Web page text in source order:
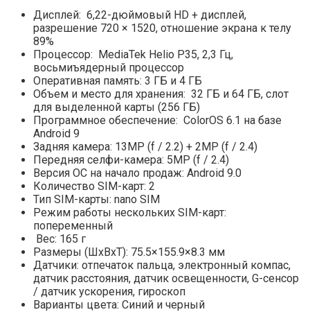
Дисплей: 6,22-дюймовый HD + дисплей,
разрешение 720 × 1520, отношение экрана к телу
89%
Процессор: MediaTek Helio P35, 2,3 Гц,
восьмиъядерный процессор
Оперативная память: 3 ГБ и 4 ГБ
Объем и место для хранения: 32 ГБ и 64 ГБ, слот
для выделенной карты (256 ГБ)
Программное обеспечение: ColorOS 6.1 на базе
Android 9
Задняя камера: 13MP (f / 2.2) + 2MP (f / 2.4)
Передняя селфи-камера: 5MP (f / 2.4)
Версия ОС на начало продаж: Android 9.0
Количество SIM-карт: 2
Тип SIM-карты: nano SIM
Режим работы нескольких SIM-карт:
попеременный
Вес: 165 г
Размеры (ШxВxТ): 75.5×155.9×8.3 мм
Датчики: отпечаток пальца, электронный компас,
датчик расстояния, датчик освещенности, G-сенсор
/ датчик ускорения, гироскоп
Варианты цвета: Синий и черный